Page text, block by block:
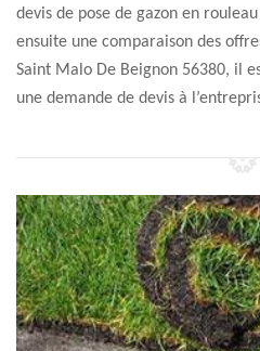
devis de pose de gazon en
ensuite une comparaison des
Saint Malo De Beignon 56380, il
une demande de devis à